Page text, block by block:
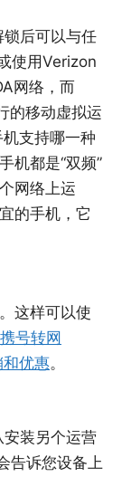
锁后可以与任
使用Verizon
网络，而
的移动虚拟运
支持哪一种
机都是“双频”
网络上运
的手机，它
这样可以使
携号转网
和优惠。
装另个运营
告诉您设备上